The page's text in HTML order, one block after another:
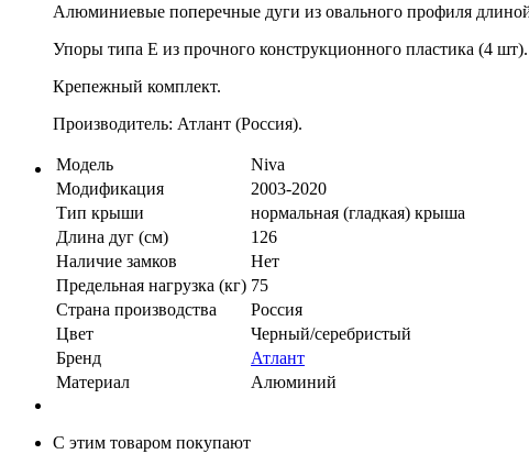
Алюминиевые поперечные дуги из овального профиля
Упоры типа E из прочного конструкционного пластика (4 шт).
Крепежный комплект.
Производитель: Атлант (Россия).
Модель
Niva
Модификация
2003-2020
Тип крыши
нормальная (гладкая) крыша
Длина дуг (см)
126
Наличие замков
Нет
Предельная нагрузка (кг) 75
Страна производства
Россия
Цвет
Черный/серебристый
Бренд
Атлант
Материал
Алюминий
С этим товаром покупают